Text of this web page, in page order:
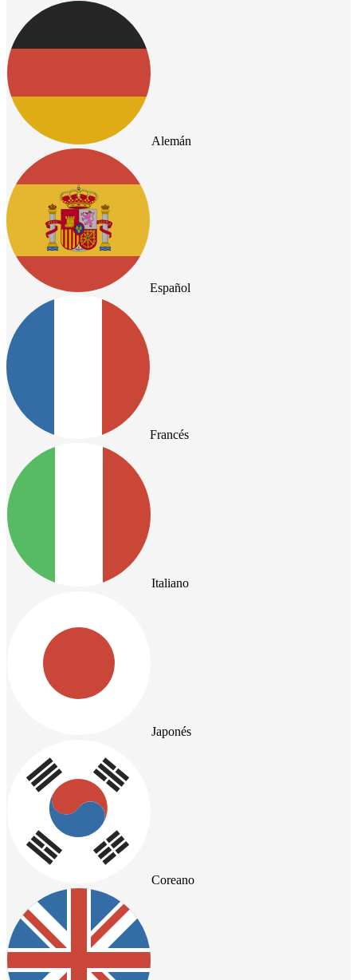
Alemán
Español
Francés
Italiano
Japonés
Coreano